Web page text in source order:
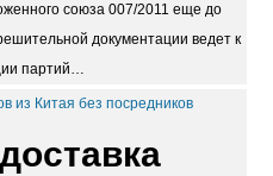
союза 007/2011 еще до
документации ведет к
партий…